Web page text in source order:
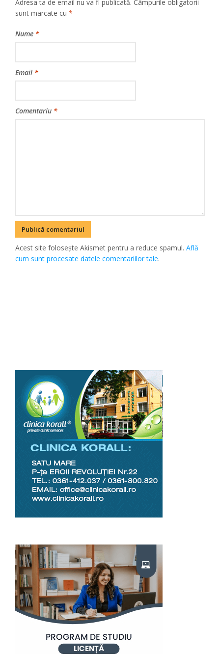
Adresa ta de email nu va fi publicată. Câmpurile obligatorii
sunt marcate cu*
Nume *
Email *
Comentariu *
Acest site folosește Akismet pentru a reduce spamul.Află
cum sunt procesate datele comentariilor tale.